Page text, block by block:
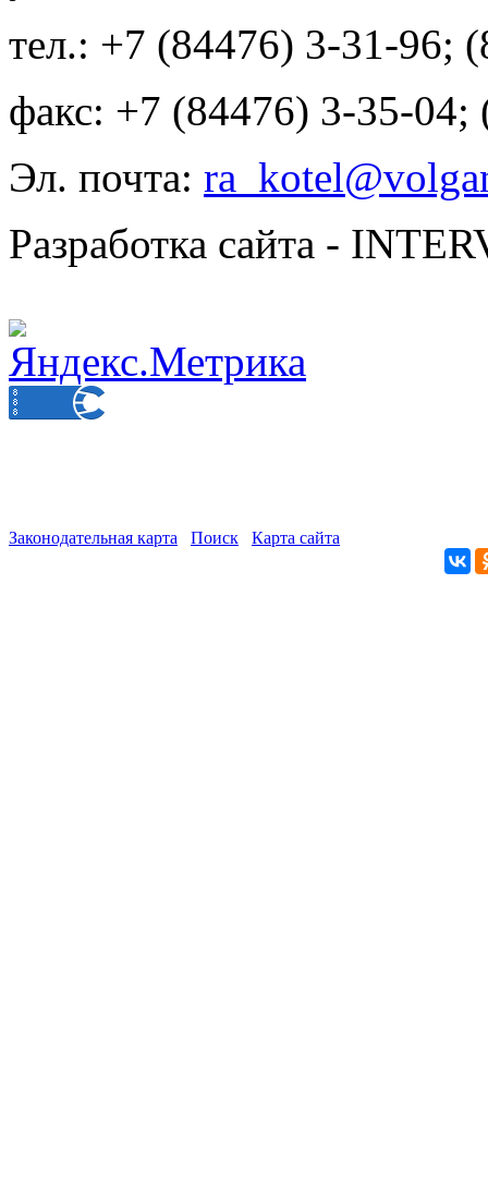
тел.: +7 (84476) 3-31-96;
факс: +7 (84476) 3-35-04;
Эл. почта:
Разработка сайта -
Законодательная карта Поиск Карта сайта